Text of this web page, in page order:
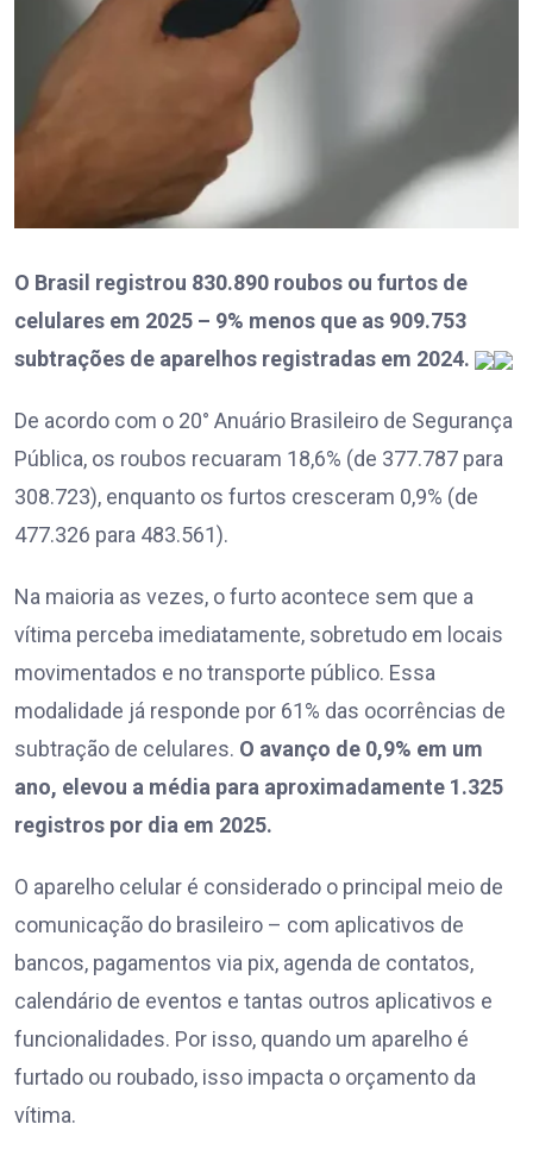
O Brasil registrou 830.890 roubos ou furtos de
celulares em 2025 – 9% menos que as 909.753
subtrações de aparelhos registradas em 2024.
De acordo com o 20° Anuário Brasileiro de Segurança
Pública, os roubos recuaram 18,6% (de 377.787 para
308.723), enquanto os furtos cresceram 0,9% (de
477.326 para 483.561).
Na maioria as vezes, o furto acontece sem que a
vítima perceba imediatamente, sobretudo em locais
movimentados e no transporte público. Essa
modalidade já responde por 61% das ocorrências de
subtração de celulares. O avanço de 0,9% em um
ano, elevou a média para aproximadamente 1.325
registros por dia em 2025.
O aparelho celular é considerado o principal meio de
comunicação do brasileiro – com aplicativos de
bancos, pagamentos via pix, agenda de contatos,
calendário de eventos e tantas outros aplicativos e
funcionalidades. Por isso, quando um aparelho é
furtado ou roubado, isso impacta o orçamento da
vítima.